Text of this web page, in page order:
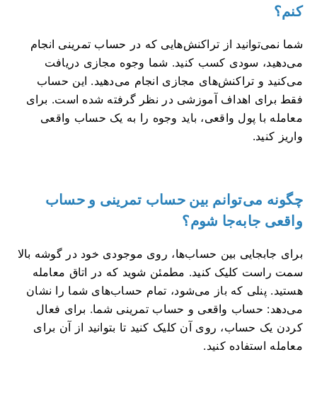
کنم؟
شما نمی‌توانید از تراکنش‌هایی که در حساب تمرینی انجام
می‌دهید، سودی کسب کنید. شما وجوه مجازی دریافت
می‌کنید و تراکنش‌های مجازی انجام می‌دهید. این حساب
فقط برای اهداف آموزشی در نظر گرفته شده است. برای
معامله با پول واقعی، باید وجوه را به یک حساب واقعی
واریز کنید.
چگونه می‌توانم بین حساب تمرینی و حساب
واقعی جابه‌جا شوم؟
برای جابجایی بین حساب‌ها، روی موجودی خود در گوشه بالا
سمت راست کلیک کنید. مطمئن شوید که در اتاق معامله
هستید. پنلی که باز می‌شود، تمام حساب‌های شما را نشان
می‌دهد: حساب واقعی و حساب تمرینی شما. برای فعال
کردن یک حساب، روی آن کلیک کنید تا بتوانید از آن برای
معامله استفاده کنید.